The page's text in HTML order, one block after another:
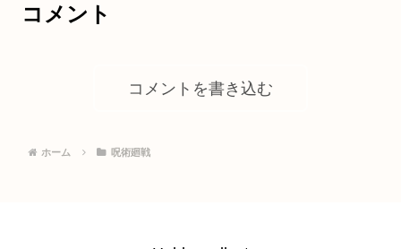
コメント
コメントを書き込む
ホーム 呪術廻戦